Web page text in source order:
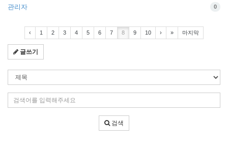
관리자 0
‹ 1 2 3 4 5 6 7 8 9 10 › » 마지막
글쓰기
색
조
색
어
입
검색